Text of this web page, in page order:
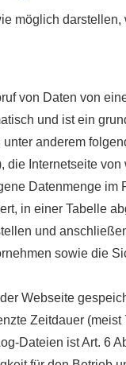
möglich
von Daten von
und ist ein
anderem
Internetseite
Datenmenge im
in einer Tabelle
und
sowie die
Webseite
Zeitdauer (meist
Dateien ist Art. 6